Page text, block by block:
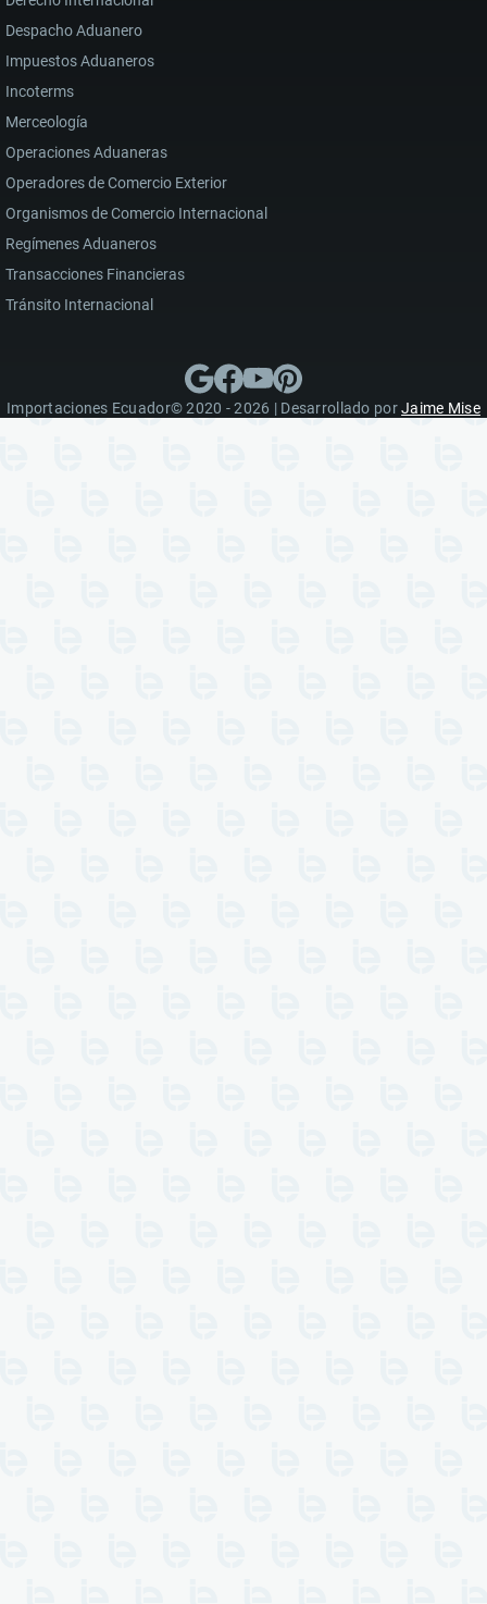
Despacho Aduanero
Impuestos Aduaneros
Incoterms
Merceología
Operaciones Aduaneras
Operadores de Comercio Exterior
Organismos de Comercio Internacional
Regímenes Aduaneros
Transacciones Financieras
Tránsito Internacional
Importaciones Ecuador© 2020 - 2026 | Desarrollado porJaime Mise